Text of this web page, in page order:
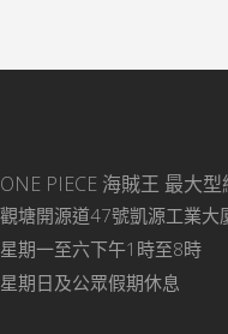
ONE PIECE 海賊王 最大型
觀塘開源道47號凱源工業大
星期一至六下午1時至8時
星期日及公眾假期休息